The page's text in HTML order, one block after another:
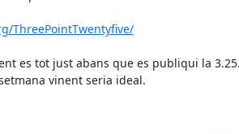
ThreePointTwentyfive/
es tot just abans que es publiqui la
vinent seria ideal.